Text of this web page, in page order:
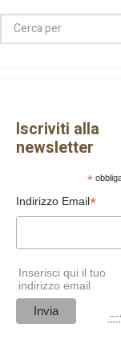
Iscriviti alla
newsletter
*
Indirizzo Email*
Inserisci qui il tuo
indirizzo email